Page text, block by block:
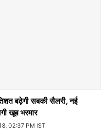
बढ़ेगी सबकी सैलरी, नई
खूब भरमार
02:37 PM IST